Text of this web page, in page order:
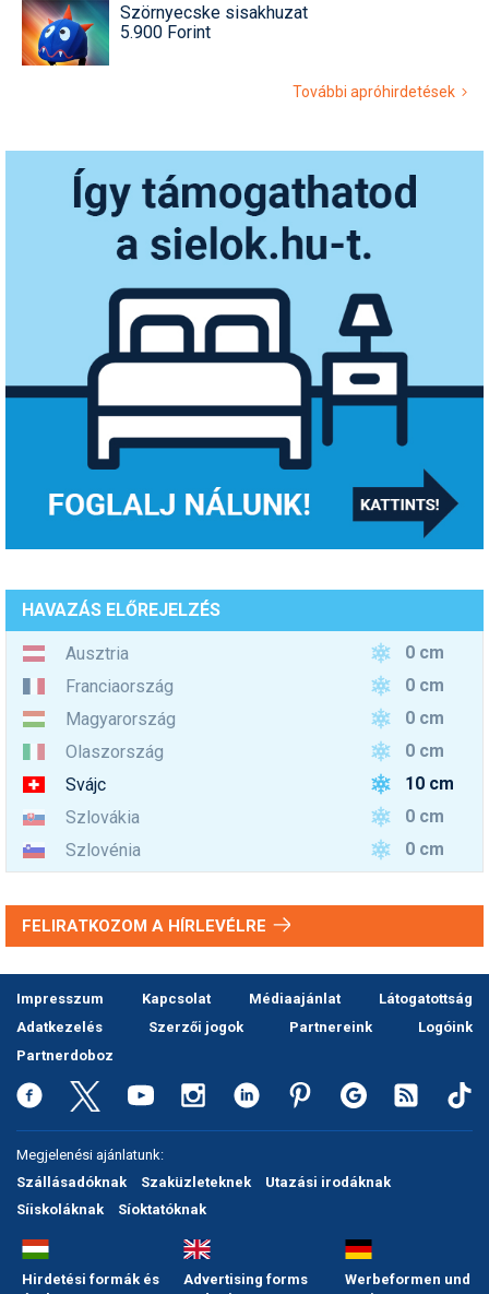
Szörnyecske sisakhuzat
5.900 Forint
További apróhirdetések
HAVAZÁS ELŐREJELZÉS
Ausztria
0 cm
Franciaország
0 cm
Magyarország
0 cm
Olaszország
0 cm
Svájc
10 cm
Szlovákia
0 cm
Szlovénia
0 cm
FELIRATKOZOM A HÍRLEVÉLRE
Impresszum Kapcsolat Médiaajánlat
Látogatottság
Adatkezelés
Szerzői jogok Partnereink
Logóink
Partnerdoboz
Megjelenési ajánlatunk:
Szállásadóknak
Szaküzleteknek
Utazási irodáknak
Síiskoláknak
Síoktatóknak
Hirdetési formák és
Advertising forms
Werbeformen und